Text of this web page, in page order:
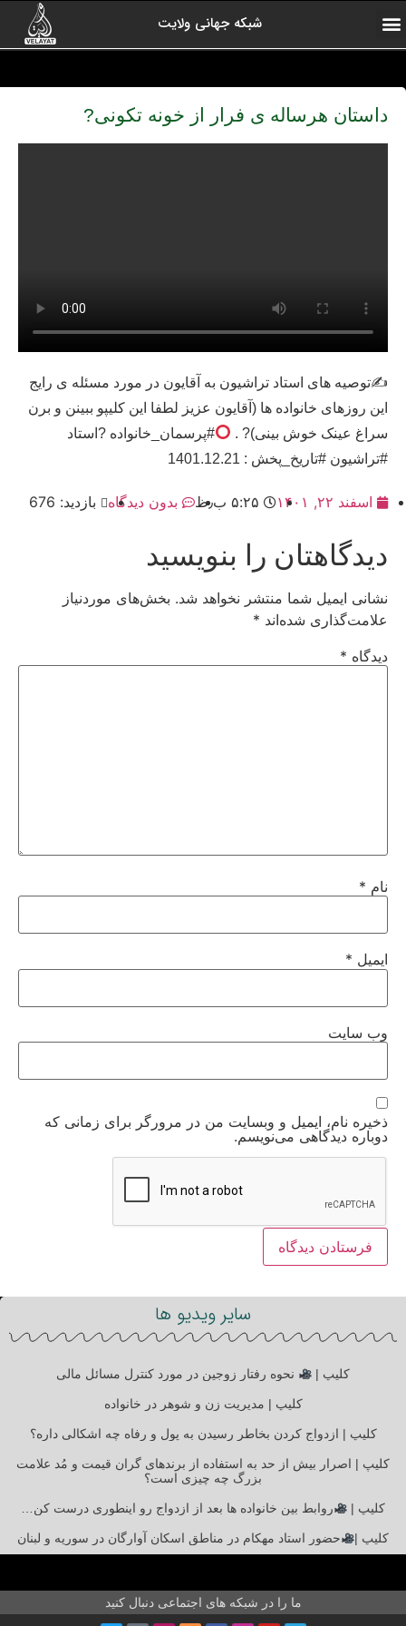
شبکه جهانی ولایت
داستان هرساله ی فرار از خونه تکونی?
✍توصیه های استاد تراشیون به آقایون در مورد مسئله ی رایج
این روزهای خانواده ها (آقایون عزیز لطفا این کلیپو ببینن و برن
سراغ عینک خوش بینی)? .
#پرسمان_خانواده ?استاد
#تراشیون #تاریخ_پخش : 1401.12.21
اسفند ۲۲, ۱۴۰۱ ۵:۲۵ ب٫ظ بدون دیدگاه بازدید: 676
دیدگاهتان را بنویسید
نشانی ایمیل شما منتشر نخواهد شد. بخش‌های موردنیاز
علامت‌گذاری شده‌اند *
دیدگاه *
نام *
ایمیل *
وب‌ سایت
ذخیره نام، ایمیل و وبسایت من در مرورگر برای زمانی که
دوباره دیدگاهی می‌نویسم.
سایر ویدیو ها
کلیپ | نحوه رفتار زوجین در مورد کنترل مسائل مالی
کلیپ | مدیریت زن و شوهر در خانواده
کلیپ | ازدواج کردن بخاطر رسیدن به پول و رفاه چه اشکالی داره؟
کلیپ | اصرار بیش از حد به استفاده از برندهای گران قیمت و مُد علامت
بزرگ چه چیزی است؟
کلیپ | روابط بین خانواده ها بعد از ازدواج رو اینطوری درست کن…
کلیپ | حضور استاد مهکام در مناطق اسکان آوارگان در سوریه و لبنان
ما را در شبکه های اجتماعی دنبال کنید